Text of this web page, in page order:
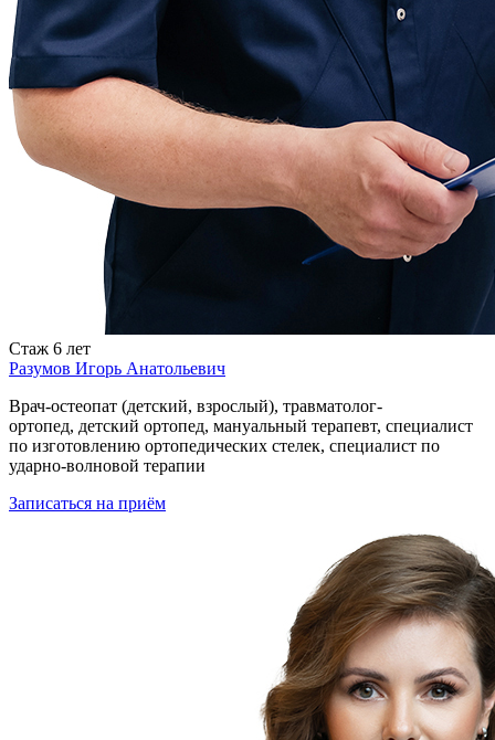
Стаж 6 лет
Разумов Игорь Анатольевич
Врач-остеопат (детский, взрослый), травматолог-
ортопед, детский ортопед, мануальный терапевт, специалист
по изготовлению ортопедических стелек, специалист по
ударно-волновой терапии
Записаться на приём